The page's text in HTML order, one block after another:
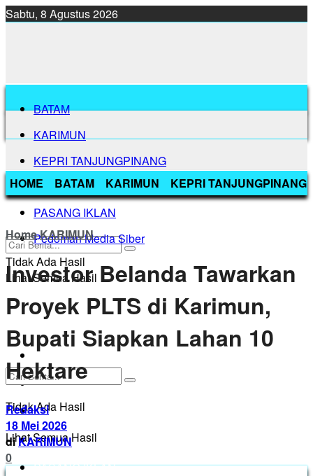
Sabtu, 8 Agustus 2026
Tidak Ada Hasil
Lihat Semua Hasil
BATAM
KARIMUN
KEPRI TANJUNGPINANG
BINTAN
PASANG IKLAN
Pedoman Media Siber
BATAM
KARIMUN
KEPRI TANJUNGPINANG
BINTAN
PASANG IKLAN
Tidak Ada Hasil
Lihat Semua Hasil
HOME BATAM KARIMUN KEPRI TANJUNGPINANG
HomeKARIMUN
Investor Belanda Tawarkan
Proyek PLTS di Karimun,
Bupati Siapkan Lahan 10
Hektare
Redaksi
18 Mei 2026
diKARIMUN
0